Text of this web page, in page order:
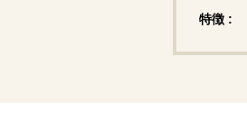
特徴 :